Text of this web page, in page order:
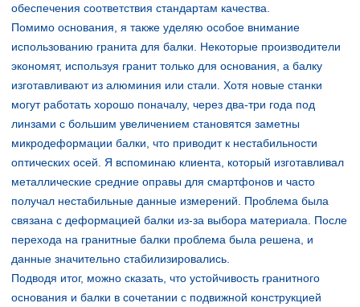
обеспечения соответствия стандартам качества.
Помимо основания, я также уделяю особое внимание
использованию гранита для балки. Некоторые производители
экономят, используя гранит только для основания, а балку
изготавливают из алюминия или стали. Хотя новые станки
могут работать хорошо поначалу, через два-три года под
линзами с большим увеличением становятся заметны
микродеформации балки, что приводит к нестабильности
оптических осей. Я вспоминаю клиента, который изготавливал
металлические средние оправы для смартфонов и часто
получал нестабильные данные измерений. Проблема была
связана с деформацией балки из-за выбора материала. После
перехода на гранитные балки проблема была решена, и
данные значительно стабилизировались.
Подводя итог, можно сказать, что устойчивость гранитного
основания и балки в сочетании с подвижной конструкцией